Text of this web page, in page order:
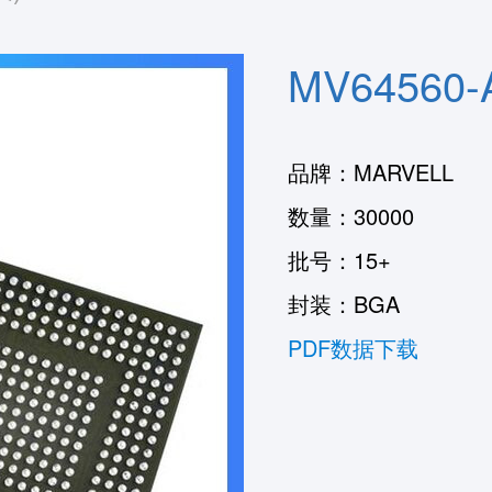
品牌：MARVELL
数量：30000
批号：15+
封装：BGA
PDF数据下载